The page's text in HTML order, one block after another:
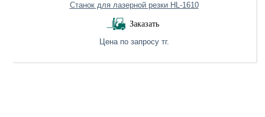
Станок для лазерной резки HL-1610
Заказать
Цена по запросу тг.